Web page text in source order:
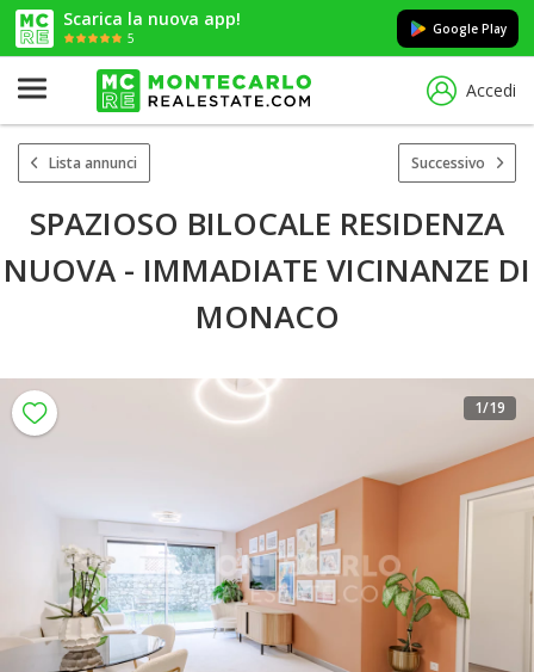
Scarica la nuova app!
5
Google Play
Accedi
Lista annunci Successivo
SPAZIOSO BILOCALE RESIDENZA
NUOVA - IMMADIATE VICINANZE DI
MONACO
1/19